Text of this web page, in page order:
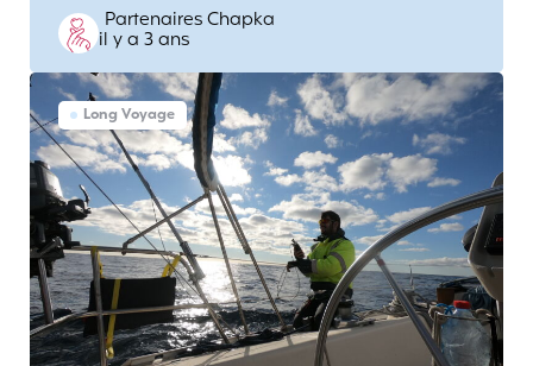
Posted
by
Partenaires Chapka
il y a 3 ans
Long Voyage